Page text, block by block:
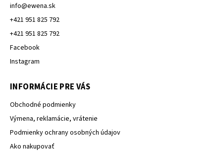
info@ewena.sk
+421 951 825 792
+421 951 825 792
Facebook
Instagram
INFORMÁCIE PRE VÁS
Obchodné podmienky
Výmena, reklamácie, vrátenie
Podmienky ochrany osobných údajov
Ako nakupovať